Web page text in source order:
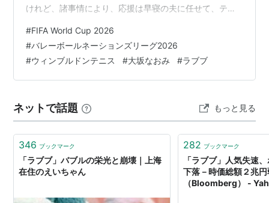
けれど、諸事情により、応援は早寝の夫に任せて、テレ
したけれども。 早寝出来なかったのは、バレーボールの
中継を見たかったから。ネーションズリーグ2026の男
子。そもそも、ネーションズリーグの開催自体知らなか
ったのだが、少し前に劣勢だったアメリカ戦をたまたま
は応援しがいがあると思い、強豪フランス戦も続…
#FIFA World Cup 2026
#バレーボールネーションズリーグ2026
#ウィンブルドンテニス #大坂なおみ #ラブブ
ネットで話題 もっと見る
346 ブックマーク
「ラブブ」バブルの栄光と崩壊｜上海
在住のえいちゃん
282 ブックマーク
「ラブブ」人気失速
下落－時価総額２兆
（Bloomberg） -